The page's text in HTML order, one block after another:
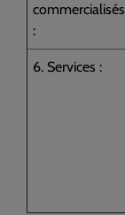
commercialisés
:
6. Services :